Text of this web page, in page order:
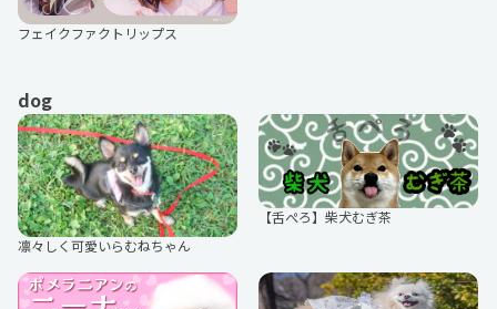
ないせん！ ビッカメ娘
フェイクファクトリップス
dog
凛々しく可愛いらむねちゃん
【舌ぺろ】柴犬むぎ茶